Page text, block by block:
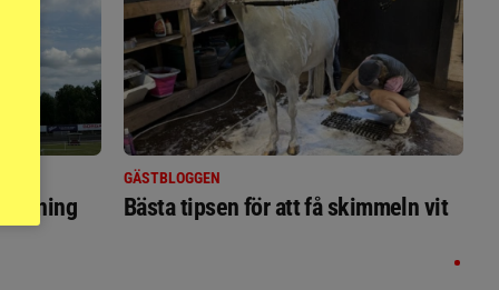
GÄSTBLOGGEN
Bästa tipsen för att få skimmeln vit